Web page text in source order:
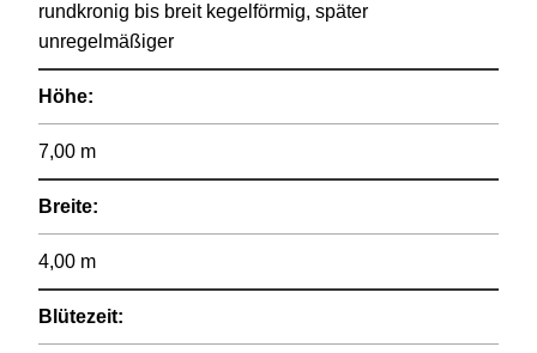
rundkronig bis breit kegelförmig, später
unregelmäßiger
Höhe:
7,00 m
Breite:
4,00 m
Blütezeit: